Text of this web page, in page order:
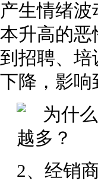
产生情绪
本升高的恶
到招聘、
下降，影响
2、经销